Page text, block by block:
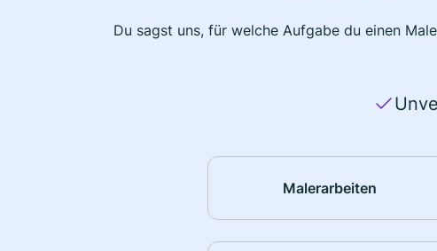
Du sagst uns, für welche Aufgabe du einen
Malerarbeiten